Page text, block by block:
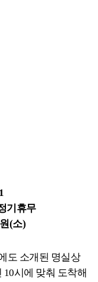
기휴무
(소)
도 소개된 명실상
시에 맞춰 도착해